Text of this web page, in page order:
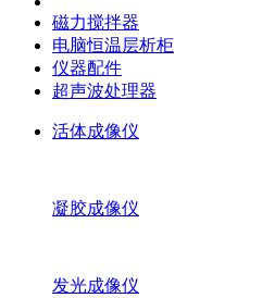
磁力搅拌器
电脑恒温层析柜
仪器配件
超声波处理器
活体成像仪
凝胶成像仪
发光成像仪